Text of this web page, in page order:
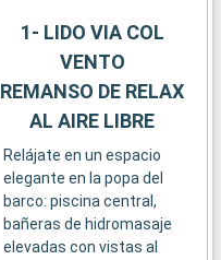
1- LIDO VIA COL
VENTO
REMANSO DE RELAX
AL AIRE LIBRE
Relájate en un espacio
elegante en la popa del
barco: piscina central,
bañeras de hidromasaje
elevadas con vistas al